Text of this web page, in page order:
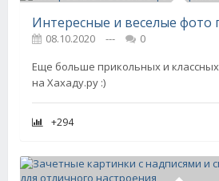
08.10.2020 ---
0
Еще больше прикольных и
на Хахаду.ру :)
+294